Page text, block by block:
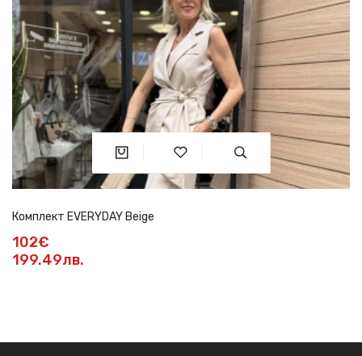
Комплект EVERYDAY Beige
102€
199.49лв.